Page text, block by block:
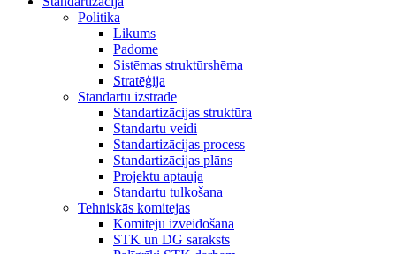
Politika
Likums
Padome
Sistēmas struktūrshēma
Stratēģija
Standartu izstrāde
Standartizācijas struktūra
Standartu veidi
Standartizācijas process
Standartizācijas plāns
Projektu aptauja
Standartu tulkošana
Tehniskās komitejas
Komiteju izveidošana
STK un DG saraksts